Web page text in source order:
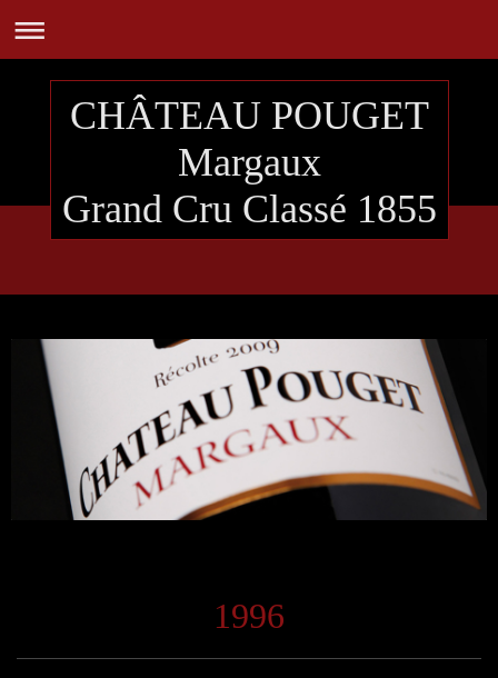
CHÂTEAU POUGET
Margaux
Grand Cru Classé 1855
1996